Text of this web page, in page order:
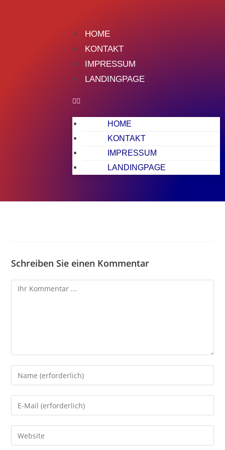
HOME
KONTAKT
IMPRESSUM
LANDINGPAGE
HOME
KONTAKT
IMPRESSUM
LANDINGPAGE
Schreiben Sie einen Kommentar